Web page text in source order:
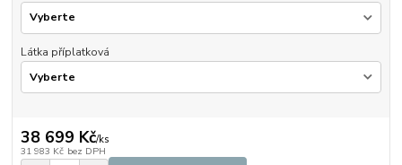
Látka příplatková
38 699 Kč/ks
31 983 Kč bez DPH